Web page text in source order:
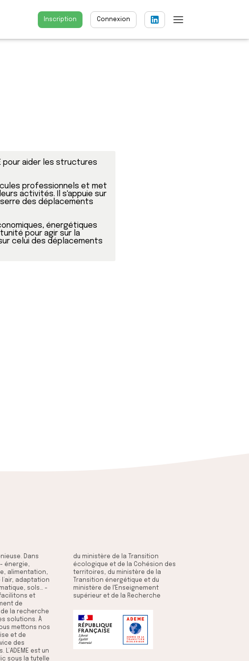
Inscription Connexion
pour aider les structures
professionnels et met
activités. Il s'appuie sur
des déplacements
énergétiques
pour agir sur la
celui des déplacements
Dans
énergie,
alimentation,
des
de la
supérieur et de la Recherche